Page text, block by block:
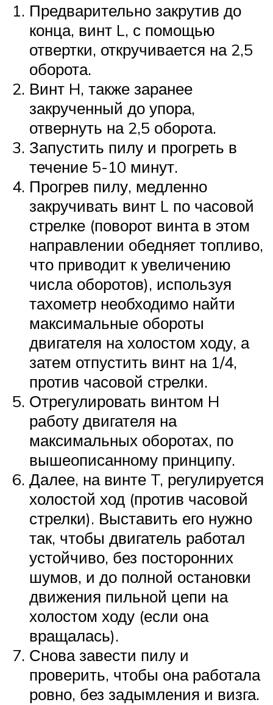
Предварительно закрутив до
конца, винт L, с помощью
отвертки, откручивается на 2,5
оборота.
Винт H, также заранее
закрученный до упора,
отвернуть на 2,5 оборота.
Запустить пилу и прогреть в
течение 5-10 минут.
Прогрев пилу, медленно
закручивать винт L по часовой
стрелке (поворот винта в этом
направлении обедняет топливо,
что приводит к увеличению
числа оборотов), используя
тахометр необходимо найти
максимальные обороты
двигателя на холостом ходу, а
затем отпустить винт на 1/4,
против часовой стрелки.
Отрегулировать винтом H
работу двигателя на
максимальных оборотах, по
вышеописанному принципу.
Далее, на винте T, регулируется
холостой ход (против часовой
стрелки). Выставить его нужно
так, чтобы двигатель работал
устойчиво, без посторонних
шумов, и до полной остановки
движения пильной цепи на
холостом ходу (если она
вращалась).
Снова завести пилу и
проверить, чтобы она работала
ровно, без задымления и визга.